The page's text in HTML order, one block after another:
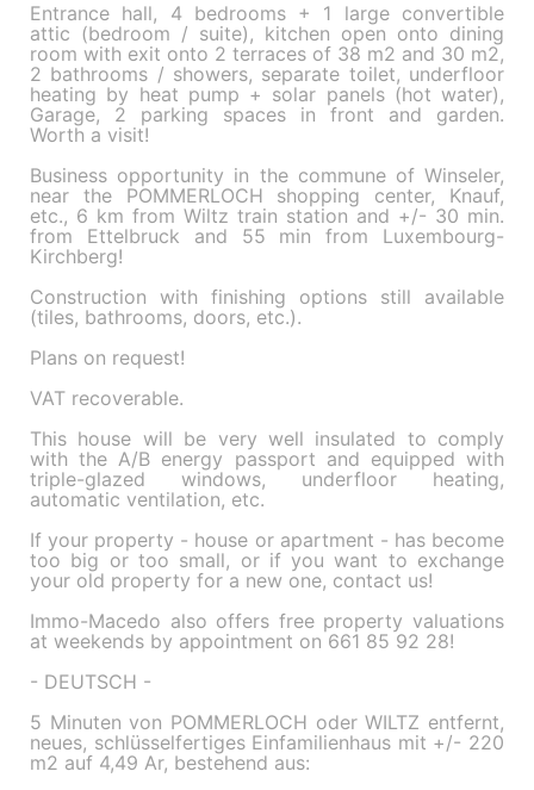
Entrance hall, 4 bedrooms + 1 large convertible
attic (bedroom / suite), kitchen open onto dining
room with exit onto 2 terraces of 38 m2 and 30 m2,
2 bathrooms / showers, separate toilet, underfloor
heating by heat pump + solar panels (hot water),
Garage, 2 parking spaces in front and garden.
Worth a visit!
Business opportunity in the commune of Winseler,
near the POMMERLOCH shopping center, Knauf,
etc., 6 km from Wiltz train station and +/- 30 min.
from Ettelbruck and 55 min from Luxembourg-
Kirchberg!
Construction with finishing options still available
(tiles, bathrooms, doors, etc.).
Plans on request!
VAT recoverable.
This house will be very well insulated to comply
with the A/B energy passport and equipped with
triple-glazed windows, underfloor heating,
automatic ventilation, etc.
If your property - house or apartment - has become
too big or too small, or if you want to exchange
your old property for a new one, contact us!
Immo-Macedo also offers free property valuations
at weekends by appointment on 661 85 92 28!
- DEUTSCH -
5 Minuten von POMMERLOCH oder WILTZ entfernt,
neues, schlüsselfertiges Einfamilienhaus mit +/- 220
m2 auf 4,49 Ar, bestehend aus: